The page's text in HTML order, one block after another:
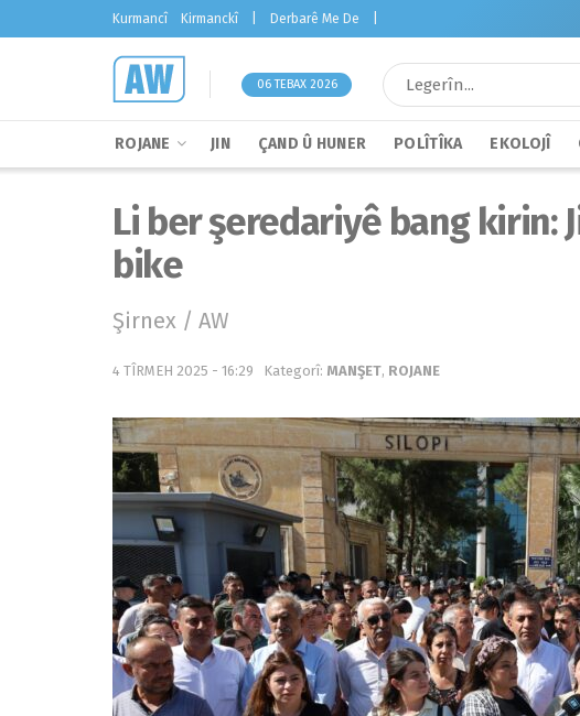
Kurmancî Kirmanckî Derbarê Me De
06 TEBAX 2026
ROJANE JIN ÇAND Û HUNER POLÎTÎKA EKOLOJÎ
Li ber şeredariyê bang kirin:
bike
Şirnex / AW
4 TÎRMEH 2025 - 16:29 Kategorî: MANŞET, ROJANE